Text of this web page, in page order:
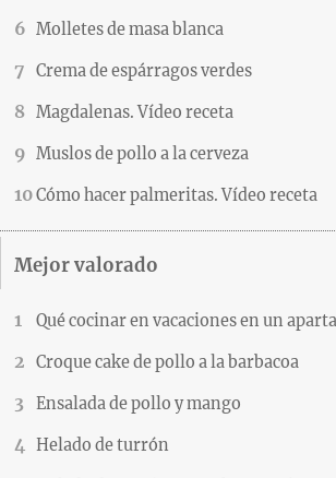
Molletes de masa blanca
Crema de espárragos verdes
Magdalenas. Vídeo receta
Muslos de pollo a la cerveza
Cómo hacer palmeritas. Vídeo receta
Mejor valorado
Qué cocinar en vacaciones en un
Croque cake de pollo a la barbacoa
Ensalada de pollo y mango
Helado de turrón